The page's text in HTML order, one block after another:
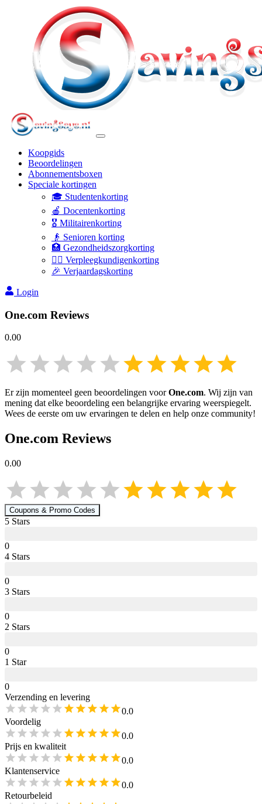
Koopgids
Beoordelingen
Abonnementsboxen
Speciale kortingen
🎓 Studentenkorting
🍎 Docentenkorting
🎖️ Militairenkorting
👴 Senioren korting
🏥 Gezondheidszorgkorting
👩‍⚕️ Verpleegkundigenkorting
🎉 Verjaardagskorting
Login
One.com Reviews
0.00
Er zijn momenteel geen beoordelingen voorOne.com. Wij zijn van
mening dat elke beoordeling een belangrijke ervaring weerspiegelt.
Wees de eerste om uw ervaringen te delen en help onze community!
One.com Reviews
0.00
Coupons & Promo Codes
5 Stars
0
4 Stars
0
3 Stars
0
2 Stars
0
1 Star
0
Verzending en levering
0.0
Voordelig
0.0
Prijs en kwaliteit
0.0
Klantenservice
0.0
Retourbeleid